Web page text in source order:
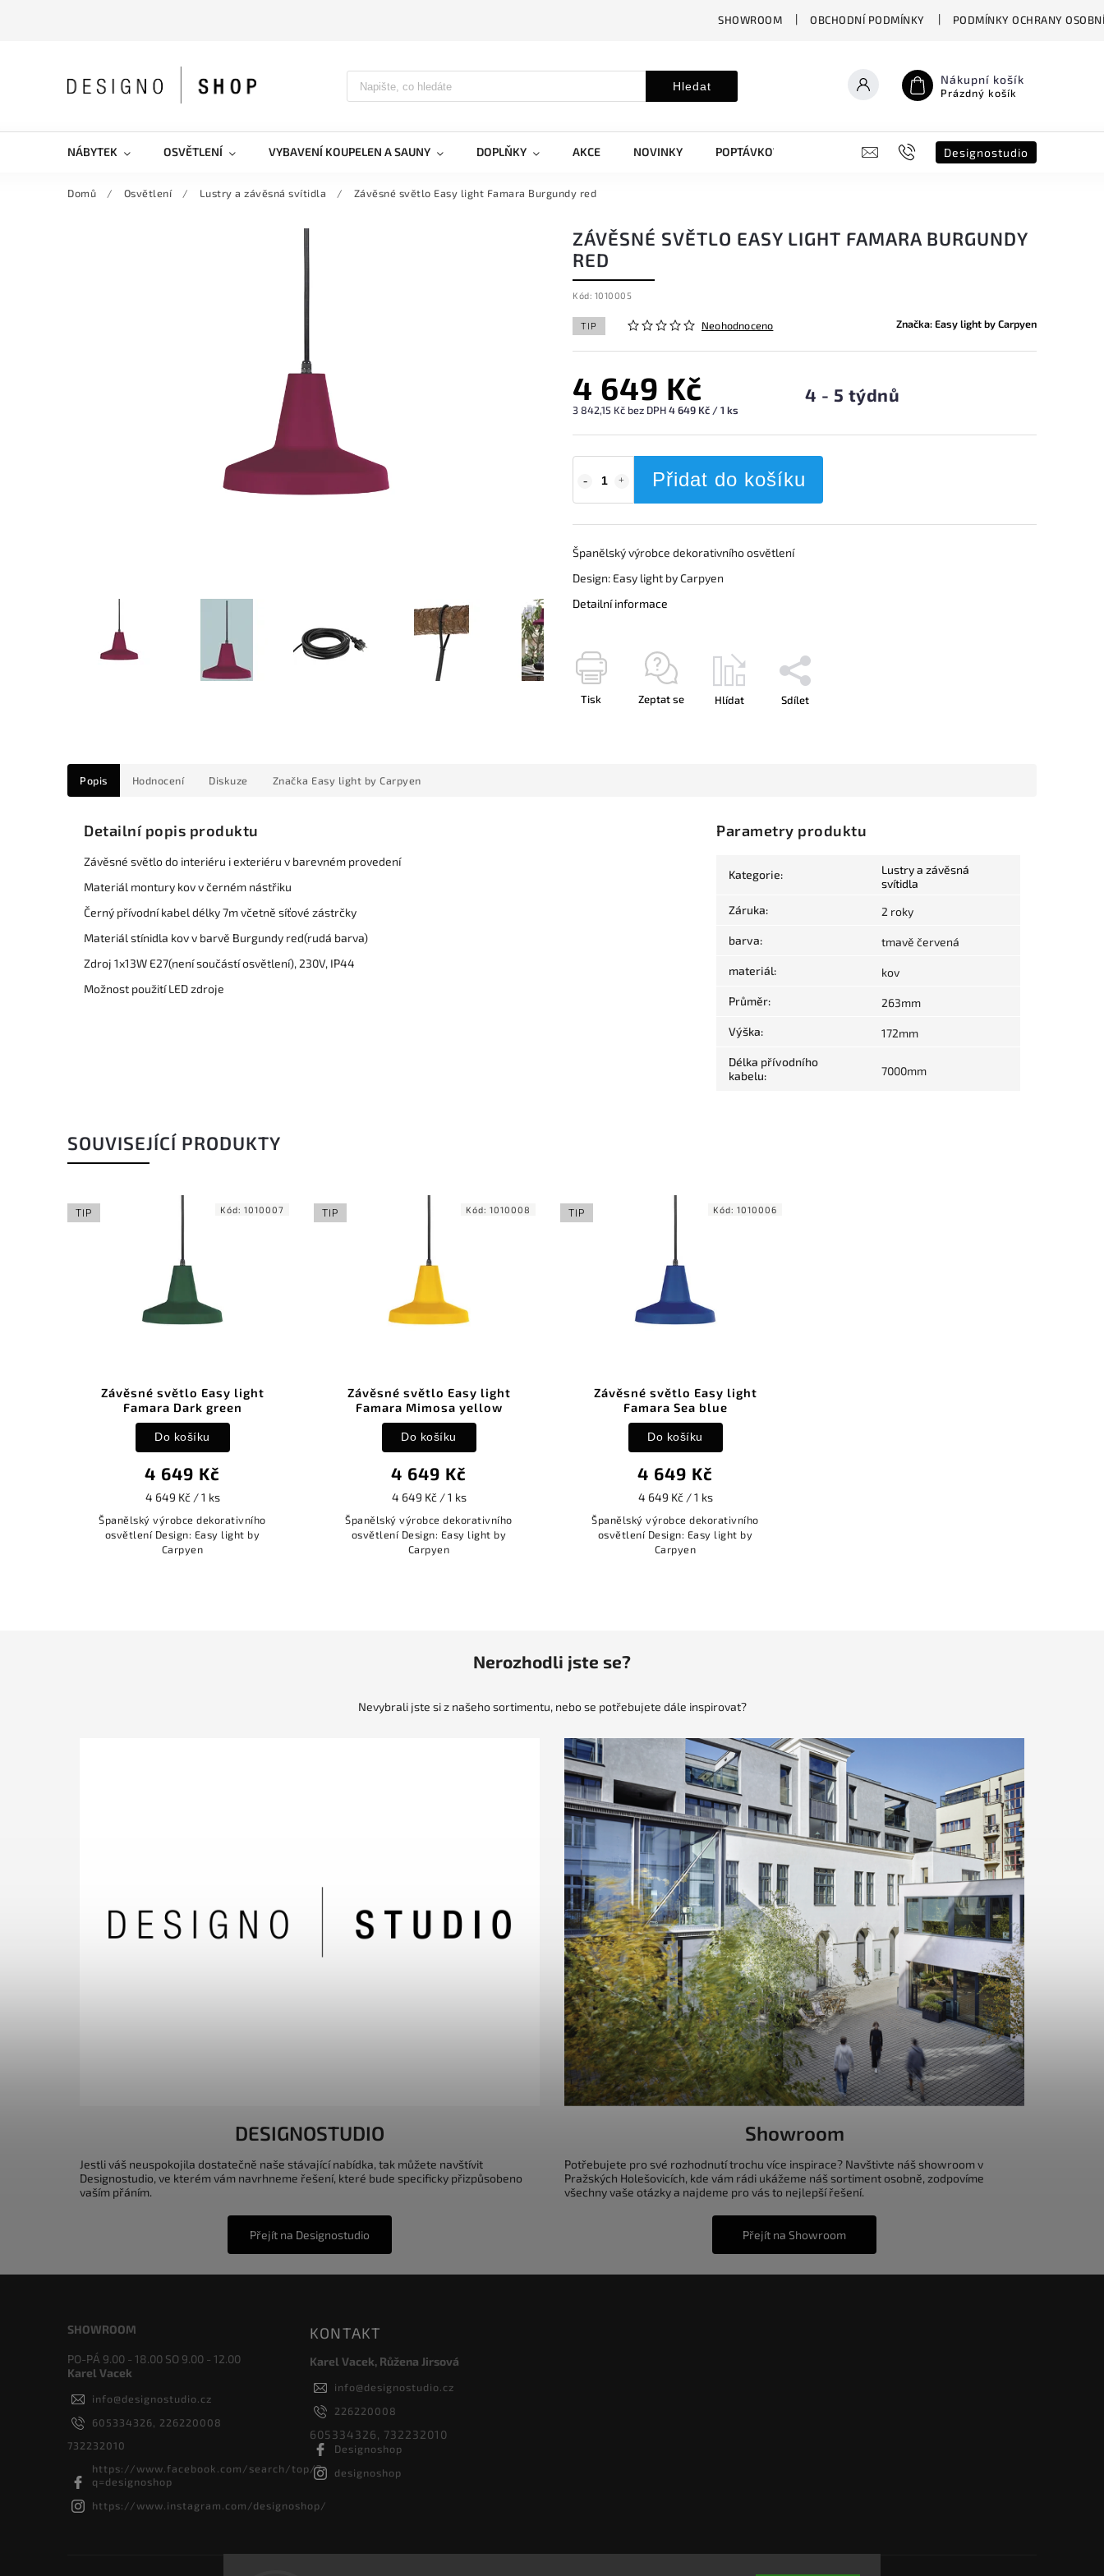
SHOWROOM OBCHODNÍ PODMÍNKY PODMÍNKY OCHRANY
Hledat Nákupní košík
Prázdný košík
NÁBYTEK OSVĚTLENÍ VYBAVENÍ KOUPELEN A SAUNY DOPLŇKY AKCE NOVINKY POPTÁVKOVÝ FORMULÁŘ B2B SHOWROOM
Designostudio
Domů / Osvětlení / Lustry a závěsná svítidla / Závěsné světlo Easy light Famara Burgundy red
ZÁVĚSNÉ SVĚTLO EASY LIGHT FAMARA BURGUNDY
RED
Kód: 1010005
TIP Neohodnoceno Značka:Easy light by Carpyen
4 649 Kč
3 842,15 Kč bez DPH4 649 Kč / 1 ks
4 - 5 týdnů
Přidat do košíku
Španělský výrobce dekorativního osvětlení
Design: Easy light by Carpyen
Detailní informace
Tisk Zeptat se Hlídat Sdílet
Popis Hodnocení Diskuze Značka Easy light by Carpyen
Detailní popis produktu
Závěsné světlo do interiéru i exteriéru v barevném provedení
Materiál montury kov v černém nástřiku
Černý přívodní kabel délky 7m včetně síťové zástrčky
Materiál stínidla kov v barvě Burgundy red(rudá barva)
Zdroj 1x13W E27(není součástí osvětlení), 230V, IP44
Možnost použití LED zdroje
Parametry produktu
Kategorie:
Lustry a závěsná
svítidla
Záruka: 2 roky
barva: tmavě červená
materiál: kov
Průměr: 263mm
Výška: 172mm
Délka přívodního
kabelu: 7000mm
SOUVISEJÍCÍ PRODUKTY
TIP
Závěsné světlo Easy light
Famara Dark green
4 649 Kč
4 649 Kč / 1 ks
Do košíku
Španělský výrobce dekorativního
osvětlení Design: Easy light by
Carpyen
Kód: 1010007 TIP
Závěsné světlo Easy light
Famara Mimosa yellow
4 649 Kč
4 649 Kč / 1 ks
Do košíku
Španělský výrobce dekorativního
osvětlení Design: Easy light by
Carpyen
Kód: 1010008 TIP
Závěsné světlo Easy light
Famara Sea blue
4 649 Kč
4 649 Kč / 1 ks
Do košíku
Španělský výrobce dekorativního
osvětlení Design: Easy light by
Carpyen
Kód: 1010006
Nerozhodli jste se?
Nevybrali jste si z našeho sortimentu, nebo se potřebujete dále inspirovat?
DESIGNOSTUDIO
Jestli váš neuspokojila dostatečně naše stávající nabídka, tak můžete navštívit
Designostudio, ve kterém vám navrhneme řešení, které bude specificky přizpůsobeno
vaším přáním.
Přejít na Designostudio
Showroom
Potřebujete pro své rozhodnutí trochu více inspirace? Navštivte náš showroom v
Pražských Holešovicích, kde vám rádi ukážeme náš sortiment osobně, zodpovíme
všechny vaše otázky a najdeme pro vás to nejlepší řešení.
Přejít na Showroom
SHOWROOM
PO-PÁ 9.00 - 18.00 SO 9.00 - 12.00
Karel Vacek
info@designostudio.cz
605334326, 226220008
732232010
https://www.facebook.com/search/top/?
q=designoshop
https://www.instagram.com/designoshop/
KONTAKT
Karel Vacek, Růžena Jirsová
info@designostudio.cz
226220008
605334326, 732232010
Designoshop
designoshop